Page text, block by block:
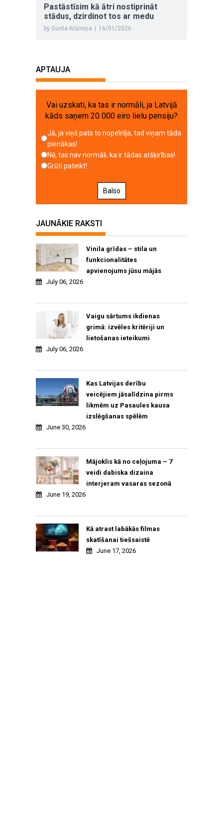
Pastāstīsim kā ātri nostiprināt
stādus, dzirdinot tos ar medu
by Gunta Krūmiņa | 16/01/2026
APTAUJA
Vai uzskati, ka tas ir normāli, ja Latvijā
kāds saņem 20 000 eiro lielu pensiju?
Jā, ja viņš pats to nopelnīja, tad viņam tāda
pienākas!
Nē, tas nav normāli, ka ir tādas atšķirības!
Grūti pateikt!
Balso
JAUNĀKIE RAKSTI
Vinila grīdas – stila un
funkcionalitātes
apvienojums jūsu mājās
July 06, 2026
Vaigu sārtums ikdienas
grimā: izvēles kritēriji un
lietošanas ieteikumi
July 06, 2026
Kas Latvijas derību
veicējiem jāsalīdzina pirms
likmēm uz Pasaules kausa
izslēgšanas spēlēm
June 30, 2026
Mājoklis kā no ceļojuma – 7
veidi dabiska dizaina
interjeram vasaras sezonā
June 19, 2026
Kā atrast labākās filmas
skatīšanai tiešsaistē
June 17, 2026